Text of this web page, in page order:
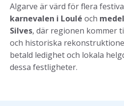
Algarve är värd för flera
karnevalen i Loulé och
Silves, där regionen kommer
och historiska
betald ledighet och lokala
dessa festligheter.